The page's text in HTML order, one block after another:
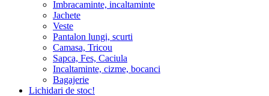
Imbracaminte, incaltaminte
Jachete
Veste
Pantalon lungi, scurti
Camasa, Tricou
Sapca, Fes, Caciula
Incaltaminte, cizme, bocanci
Bagajerie
Lichidari de stoc!